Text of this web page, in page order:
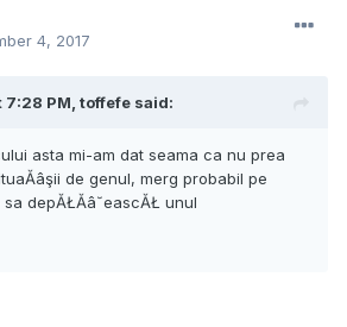
4, 2017
PM, toffefe said:
asta mi-am dat seama ca nu prea
de genul, merg probabil pe
depĂŁĂâ˘eascĂŁ unul